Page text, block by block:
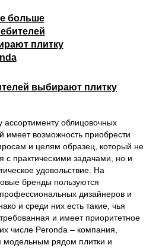
выбирают плитку
облицовочных
имеет возможность приобрести
и целям образец, который не
с практическими задачами, но и
удовольствие. На
бренды пользуются
дизайнеров и
и среди них есть такие, чья
и имеет приоритетное
числе Peronda – компания,
модельным рядом плитки и